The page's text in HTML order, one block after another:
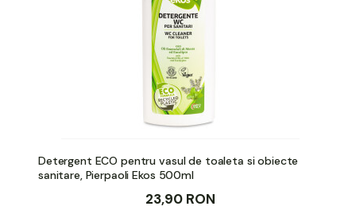
Detergent ECO pentru vasul de toaleta si obiecte
sanitare, Pierpaoli Ekos 500ml
23,90 RON